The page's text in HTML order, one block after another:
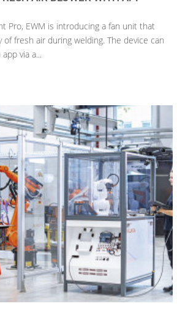
Pro, EWM is introducing a fan unit that
fresh air during welding. The device can
via a...